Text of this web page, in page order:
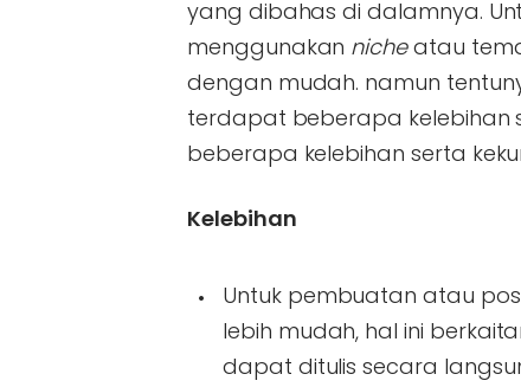
yang dibahas di dalamnya.
menggunakan nicheatau
dengan mudah. namun
terdapat beberapa kelebihan
beberapa kelebihan serta
Kelebihan
Untuk pembuatan atau
lebih mudah, hal ini
dapat ditulis secara